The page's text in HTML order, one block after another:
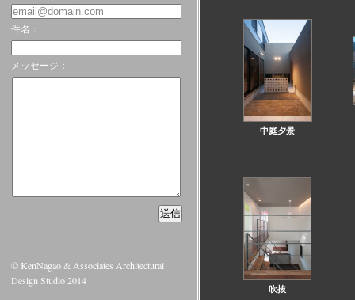
件名：
メッセージ：
中庭夕景
吹抜
© KenNagao & Associates Architectural
Design Studio 2014